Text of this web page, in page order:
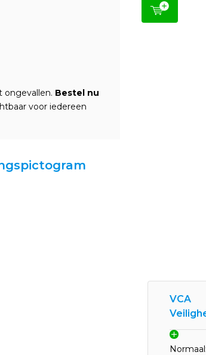
ongevallen. Bestel nu
voor iedereen
VCA
Normaal: